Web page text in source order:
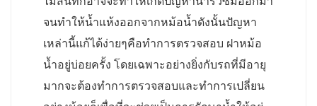
จนทำให้น้ำแห้งออกจากหม้อน้ำดังนั้นปัญหา
เหล่านี้แก้ได้ง่ายๆคือทำการตรวจสอบ ฝาหม้อ
น้ำอยู่บ่อยครั้ง โดยเฉพาะอย่างยิ่งกับรถที่มีอายุ
มากจะต้องทำการตรวจสอบและทำการเปลี่ยน